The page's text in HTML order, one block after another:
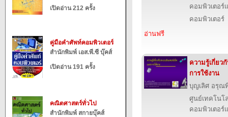
เปิดอ่าน 212 ครั้ง
คู่มือคำศัพท์คอมพิวเตอร์
สำนักพิมพ์ เอส.พี.ซี บุ๊คส์
เปิดอ่าน 191 ครั้ง
คณิตศาสตร์ทั่วไป
สำนักพิมพ์ สกายบุ๊คส์
คอมพิวเตอร์
คอมพิวเตอร์
อ่านฟรี
ความรู้เกี่ยว
การใช้งาน
บุญเลิศ อรุณ
ศูนย์เทคโนโ
คอมพิวเตอร์